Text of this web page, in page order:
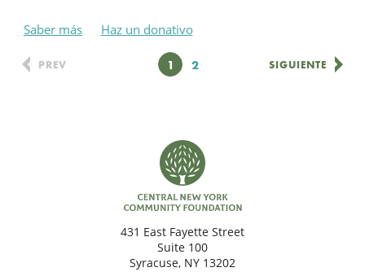
Saber más Haz un donativo
PREV Página
1 Página
2 SIGUIENTE
431 East Fayette Street
Suite 100
Syracuse, NY 13202